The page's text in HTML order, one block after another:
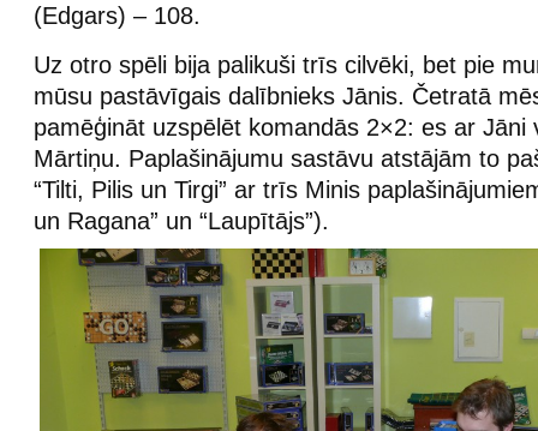
(Edgars) – 108.
Uz otro spēli bija palikuši trīs cilvēki, bet pie
mūsu pastāvīgais dalībnieks Jānis. Četratā
pamēģināt uzspēlēt komandās 2×2: es ar Jāni
Mārtiņu. Paplašinājumu sastāvu atstājām to
“Tilti, Pilis un Tirgi” ar trīs Minis
un Ragana” un “Laupītājs”).